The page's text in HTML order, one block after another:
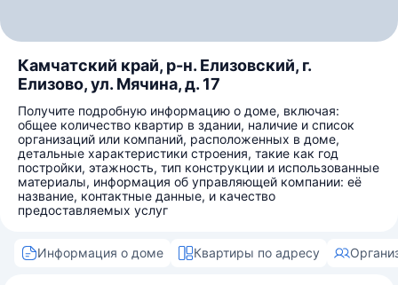
Камчатский край, р-н. Елизовский, г.
Елизово, ул. Мячина, д. 17
Получите подробную информацию о доме, включая:
общее количество квартир в здании, наличие и список
организаций или компаний, расположенных в доме,
детальные характеристики строения, такие как год
постройки, этажность, тип конструкции и использованные
материалы, информация об управляющей компании: её
название, контактные данные, и качество
предоставляемых услуг
Информация о доме Квартиры по адресу